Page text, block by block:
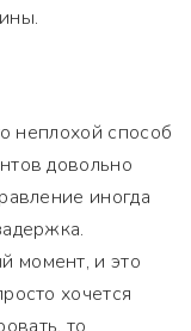
неплохой способ
довольно
иногда
момент, и это
хочется